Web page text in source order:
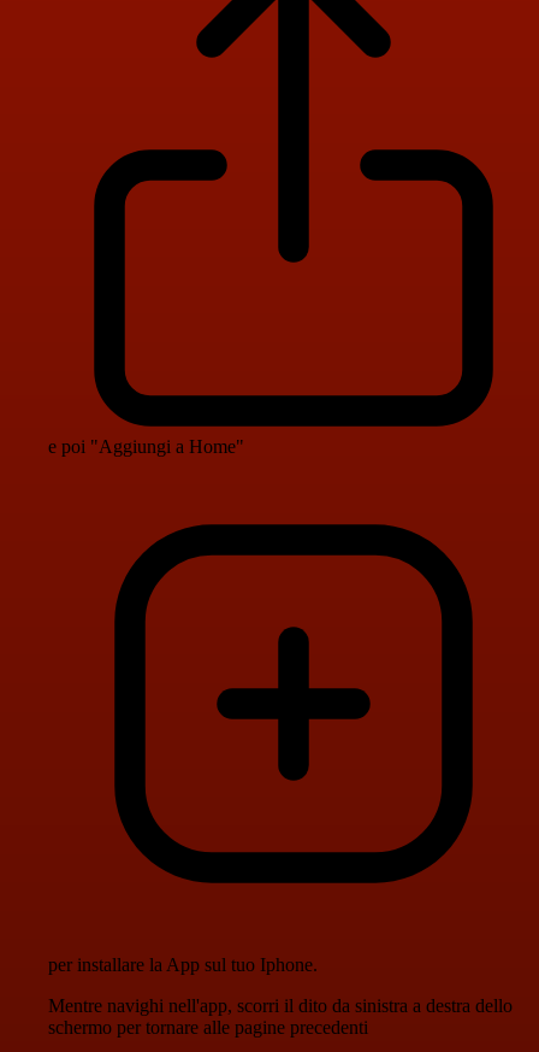
e poi "Aggiungi a Home"
per installare la App sul tuo Iphone.
Mentre navighi nell'app, scorri il dito da sinistra a destra dello
schermo per tornare alle pagine precedenti